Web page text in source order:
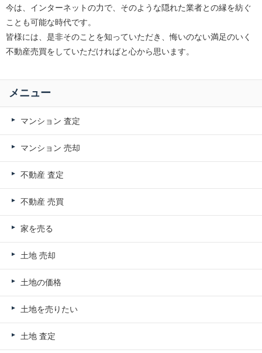
今は、インターネットの力で、そのような隠れた業者との縁を紡ぐ
ことも可能な時代です。
皆様には、是非そのことを知っていただき、悔いのない満足のいく
不動産売買をしていただければと心から思います。
メニュー
マンション 査定
マンション 売却
不動産 査定
不動産 売買
家を売る
土地 売却
土地の価格
土地を売りたい
土地 査定